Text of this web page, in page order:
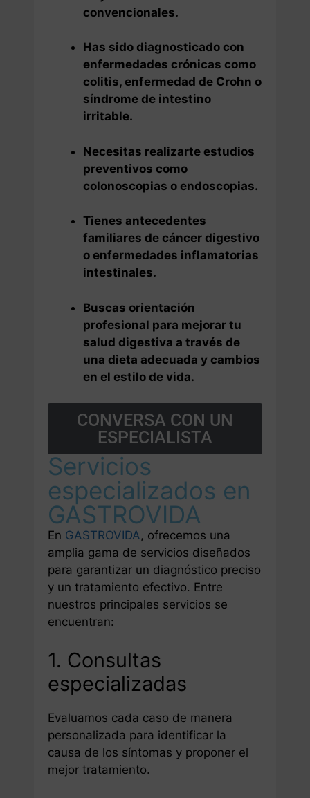
convencionales.
Has sido diagnosticado con
enfermedades crónicas como
colitis, enfermedad de Crohn o
síndrome de intestino
irritable.
Necesitas realizarte estudios
preventivos como
colonoscopias o endoscopias.
Tienes antecedentes
familiares de cáncer digestivo
o enfermedades inflamatorias
intestinales.
Buscas orientación
profesional para mejorar tu
salud digestiva a través de
una dieta adecuada y cambios
en el estilo de vida.
CONVERSA CON UN
ESPECIALISTA
Servicios
especializados en
GASTROVIDA
En GASTROVIDA, ofrecemos una
amplia gama de servicios diseñados
para garantizar un diagnóstico preciso
y un tratamiento efectivo. Entre
nuestros principales servicios se
encuentran:
1. Consultas
especializadas
Evaluamos cada caso de manera
personalizada para identificar la
causa de los síntomas y proponer el
mejor tratamiento.